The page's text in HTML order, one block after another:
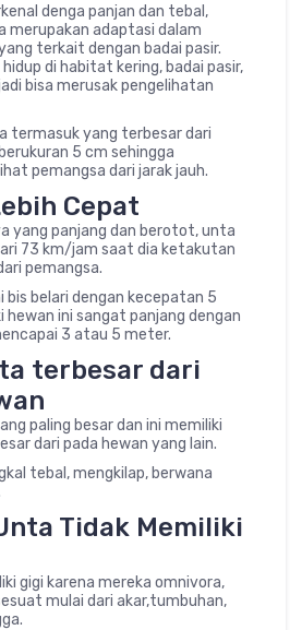
denga panjan dan tebal,
merupakan adaptasi dalam
terkait dengan badai pasir.
di habitat kering, badai pasir,
bisa merusak pengelihatan
termasuk yang terbesar dari
5 cm sehingga
pemangsa dari jarak jauh.
Cepat
yang panjang dan berotot, unta
73 km/jam saat dia ketakutan
pemangsa.
belari dengan kecepatan 5
hewan ini sangat panjang dengan
3 atau 5 meter.
terbesar dari
paling besar dan ini memiliki
dari pada hewan yang lain.
tebal, mengkilap, berwana
Tidak Memiliki
gigi karena mereka omnivora,
mulai dari akar,tumbuhan,